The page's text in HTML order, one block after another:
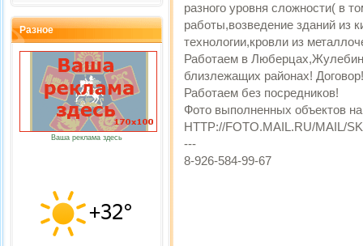
Разное
Ваша реклама здесь
разного уровня сложности( в
работы,возведение зданий из
технологии,кровли из
Работаем в
близлежащих районах!
Работаем без посредников!
Фото выполненных объектов на
HTTP://FOTO.MAIL.RU/MAIL/
---
8-926-584-99-67